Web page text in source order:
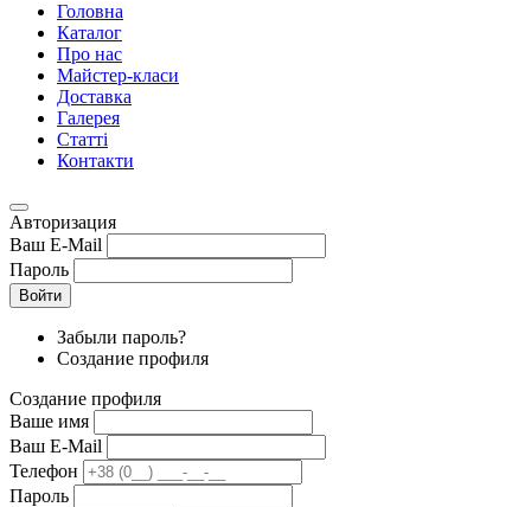
Головна
Каталог
Про нас
Майстер-класи
Доставка
Галерея
Статтi
Контакти
Авторизация
Ваш E-Mail
Пароль
Войти
Забыли пароль?
Создание профиля
Создание профиля
Ваше имя
Ваш E-Mail
Телефон
Пароль